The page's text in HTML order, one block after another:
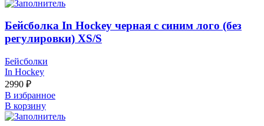
Бейсболка In Hockey черная с синим лого (без
регулировки) XS/S
Бейсболки
In Hockey
2990 ₽
В избранное
В корзину